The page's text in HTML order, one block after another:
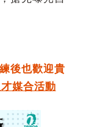
後也歡迎貴
媒合活動